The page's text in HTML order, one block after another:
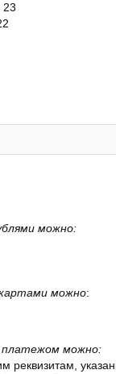
23
можно:
можно:
платежом можно:
реквизитам,